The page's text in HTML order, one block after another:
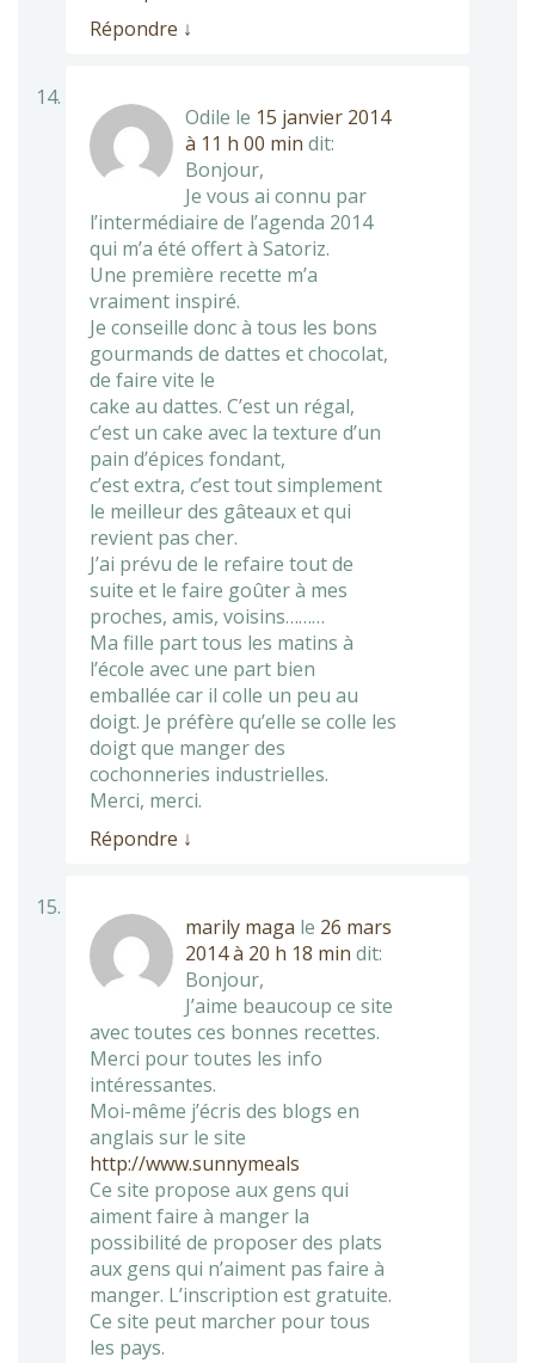
Répondre ↓
Odile le 15 janvier 2014
à 11 h 00 min dit:
Bonjour,
Je vous ai connu par
l’intermédiaire de l’agenda 2014
qui m’a été offert à Satoriz.
Une première recette m’a
vraiment inspiré.
Je conseille donc à tous les bons
gourmands de dattes et chocolat,
de faire vite le
cake au dattes. C’est un régal,
c’est un cake avec la texture d’un
pain d’épices fondant,
c’est extra, c’est tout simplement
le meilleur des gâteaux et qui
revient pas cher.
J’ai prévu de le refaire tout de
suite et le faire goûter à mes
proches, amis, voisins………
Ma fille part tous les matins à
l’école avec une part bien
emballée car il colle un peu au
doigt. Je préfère qu’elle se colle les
doigt que manger des
cochonneries industrielles.
Merci, merci.
Répondre ↓
marily maga le 26 mars
2014 à 20 h 18 min dit:
Bonjour,
J’aime beaucoup ce site
avec toutes ces bonnes recettes.
Merci pour toutes les info
intéressantes.
Moi-même j’écris des blogs en
anglais sur le site
http://www.sunnymeals
Ce site propose aux gens qui
aiment faire à manger la
possibilité de proposer des plats
aux gens qui n’aiment pas faire à
manger. L’inscription est gratuite.
Ce site peut marcher pour tous
les pays.